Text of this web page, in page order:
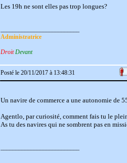
Les 19h ne sont elles pas trop longues?
Administratrice
Droit Devant
Posté le 20/11/2017 à 13:48:31
Un navire de commerce a une autonomie de
Agentlo, par curiosité, comment fais tu le
As tu des navires qui ne sombrent pas en